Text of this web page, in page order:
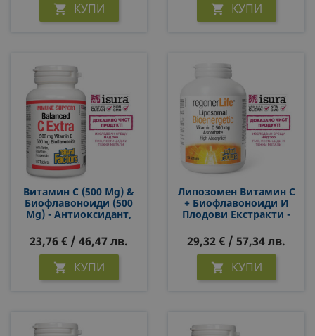
 КУПИ  КУПИ
Витамин С (500 Mg) &
Биофлавоноиди (500
Mg) - Антиоксидант,
Венотоник, 90
Таблетки За 3 Месеца
23,76 € / 46,47 лв.
 КУПИ
Липозомен Витамин С
+ Биофлавоноиди И
Плодови Екстракти -
Формула, 500 Mg, 120
Софтгел Капсули
29,32 € / 57,34 лв.
 КУПИ